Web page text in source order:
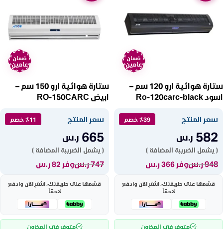
ضمان
عامين
ستارة هوائية ارو 120 سم –
اسود Ro-120carc-black
سعر المنتج ٪39 خصم
582 ر.س
( يشمل الضريبة المضافة )
948ر.سوفر 366 ر.س
قسّمها على طريقتك، اشترِ الآن وادفع
لاحقاً
متوفر في المخزون
ضمان
عامين
ستارة هوائية ارو 150 سم –
ابيض RO-150CARC
سعر المنتج ٪11 خصم
665 ر.س
( يشمل الضريبة المضافة )
747ر.سوفر 82 ر.س
قسّمها على طريقتك، اشترِ الآن وادفع
لاحقاً
متوفر في المخزون